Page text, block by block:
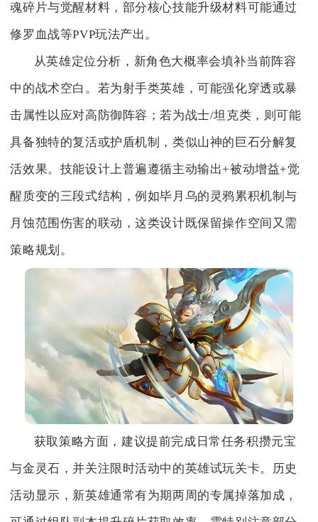
魂碎片与觉醒材料，部分核心技能升级材料可能通过
修罗血战等PVP玩法产出。
从英雄定位分析，新角色大概率会填补当前阵容
中的战术空白。若为射手类英雄，可能强化穿透或暴
击属性以应对高防御阵容；若为战士/坦克类，则可能
具备独特的复活或护盾机制，类似山神的巨石分解复
活效果。技能设计上普遍遵循主动输出+被动增益+觉
醒质变的三段式结构，例如毕月乌的灵鸦累积机制与
月蚀范围伤害的联动，这类设计既保留操作空间又需
策略规划。
获取策略方面，建议提前完成日常任务积攒元宝
与金灵石，并关注限时活动中的英雄试玩关卡。历史
活动显示，新英雄通常有为期两周的专属掉落加成，